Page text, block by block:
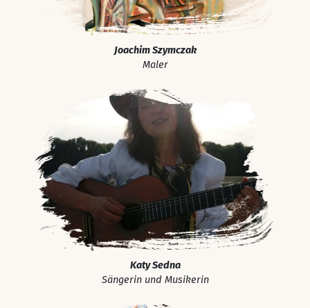
Joachim Szymczak
Maler
Katy Sedna
Sängerin und Musikerin